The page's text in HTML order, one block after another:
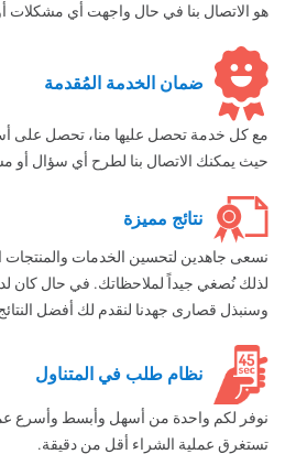
هو الاتصال بنا في حال واجهت أي مشكلات
ضمان الخدمة المُقدمة
مع كل خدمة تحصل عليها منا، تحصل على
حيث يمكنك الاتصال بنا لطرح أي سؤال أو
نتائج مميزة
نسعى جاهدين لتحسين الخدمات والمنتجات
لذلك نُصغي جيداً لملاحظاتك. في حال كان
وسنبذل قصارى جهدنا لنقدم لك أفضل
نظام طلب في المتناول
نوفر لكم واحدة من أسهل وأبسط وأسرع
تستغرق عملية الشراء أقل من دقيقة.